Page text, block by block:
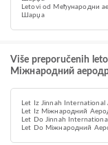
Letovi od Међународни
Шарџа
Više preporučenih
Міжнародний
Let Iz Jinnah
Let Iz Міжнародний
Let Do Jinnah
Let Do Міжнародний